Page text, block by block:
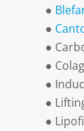
●
●
●
●
●
●
●